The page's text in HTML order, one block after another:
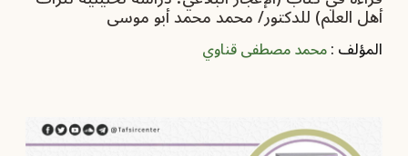
أهل العلم) للدكتور/ محمد محمد أبو موسى‏
المؤلف :محمد مصطفى قناوي